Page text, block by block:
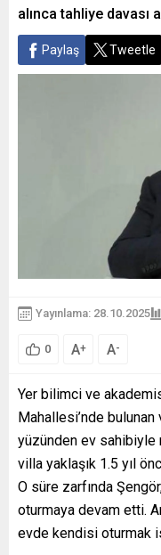
alınca tahliye davası
Paylaş Tweetle
Yayınlama: 28.10.2025
0 A+ A-
Yer bilimci ve
Mahallesi’nde
yüzünden ev sahibiyle
villa yaklaşık 1.5 yıl
O süre zarfında
oturmaya devam etti.
evde kendisi oturmak